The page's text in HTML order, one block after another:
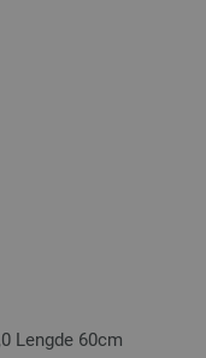
Lengde 60cm